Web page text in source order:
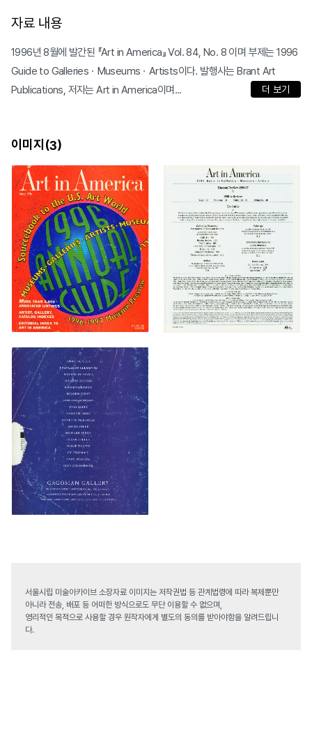
자료 내용
1996년 8월에 발간된 『Art in America』 Vol. 84, No. 8 이며 부제는 1996
Guide to GalleriesㆍMuseumsㆍArtists이다. 발행사는 Brant Art
Publications, 저자는 Art in America이며...
더 보기
이미지(3)
서울시립 미술아카이브 소장자료 이미지는 저작권법 등 관계법령에 따라 복제뿐만
아니라 전송, 배포 등 어떠한 방식으로도 무단 이용할 수 없으며,
영리적인 목적으로 사용할 경우 원작자에게 별도의 동의를 받아야함을 알려드립니
다.